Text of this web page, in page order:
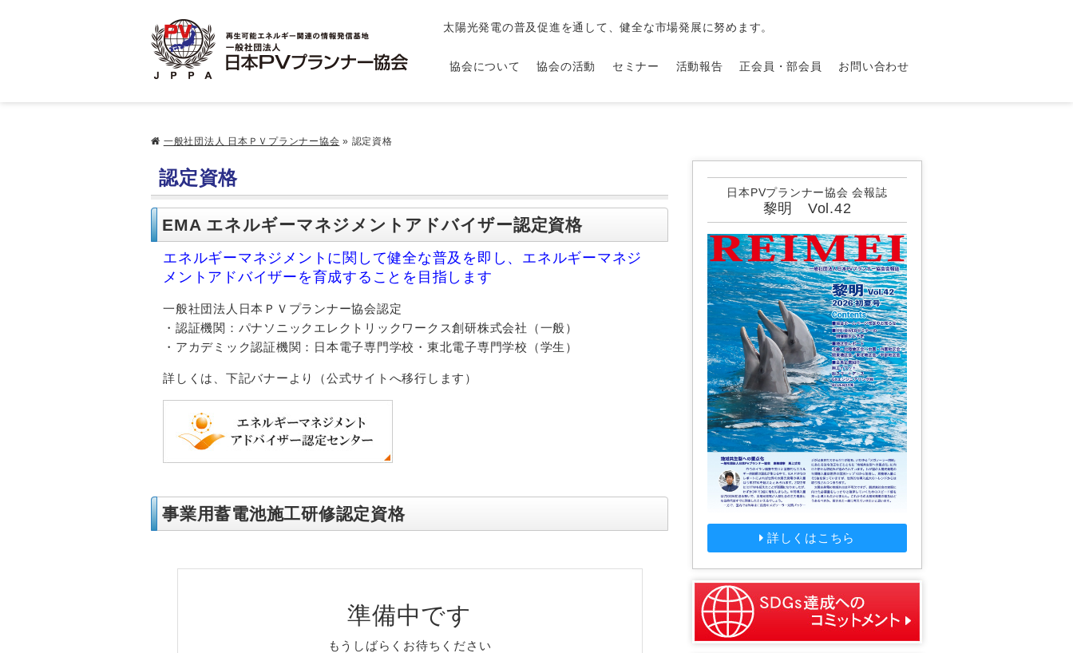
太陽光発電の普及促進を通して、健全な市場発展に努めます。
協会について 協会の活動 セミナー 活動報告 正会員・部会員 お問い合わせ
一般社団法人 日本ＰＶプランナー協会 » 認定資格
認定資格
EMA エネルギーマネジメントアドバイザー認定資格
エネルギーマネジメントに関して健全な普及を即し、エネルギーマネジ
メントアドバイザーを育成することを目指します
一般社団法人日本ＰＶプランナー協会認定
・認証機関：パナソニックエレクトリックワークス創研株式会社（一般）
・アカデミック認証機関：日本電子専門学校・東北電子専門学校（学生）
詳しくは、下記バナーより（公式サイトへ移行します）
事業用蓄電池施工研修認定資格
準備中です
もうしばらくお待ちください
日本PVプランナー協会 会報誌
黎明 Vol.42
詳しくはこちら